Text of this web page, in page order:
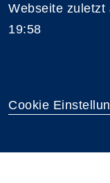
Webseite zuletzt
19:58
Cookie